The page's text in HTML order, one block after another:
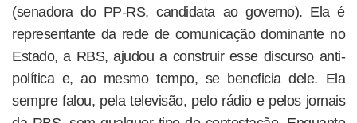
(senadora do PP-RS, candidata ao governo). Ela é
representante da rede de comunicação dominante no
Estado, a RBS, ajudou a construir esse discurso anti-
política e, ao mesmo tempo, se beneficia dele. Ela
sempre falou, pela televisão, pelo rádio e pelos jornais